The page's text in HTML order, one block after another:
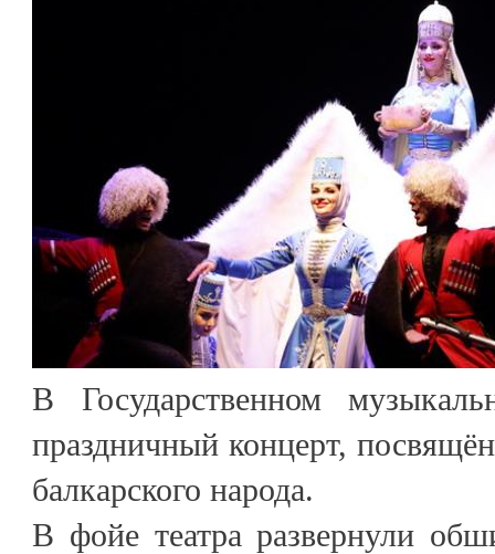
В Государственном
праздничный концерт,
балкарского народа.
В фойе театра развернули